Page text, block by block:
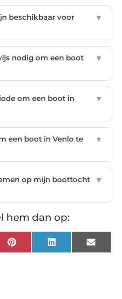
beschikbaar voor
▼
nodig om een boot
▼
om een boot in
▼
een boot in Venlo te
▼
op mijn boottocht
▼
hem dan op:
Pinterest LinkedIn Email